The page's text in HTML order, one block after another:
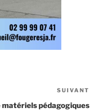
SUIVANT
matériels pédagogiques